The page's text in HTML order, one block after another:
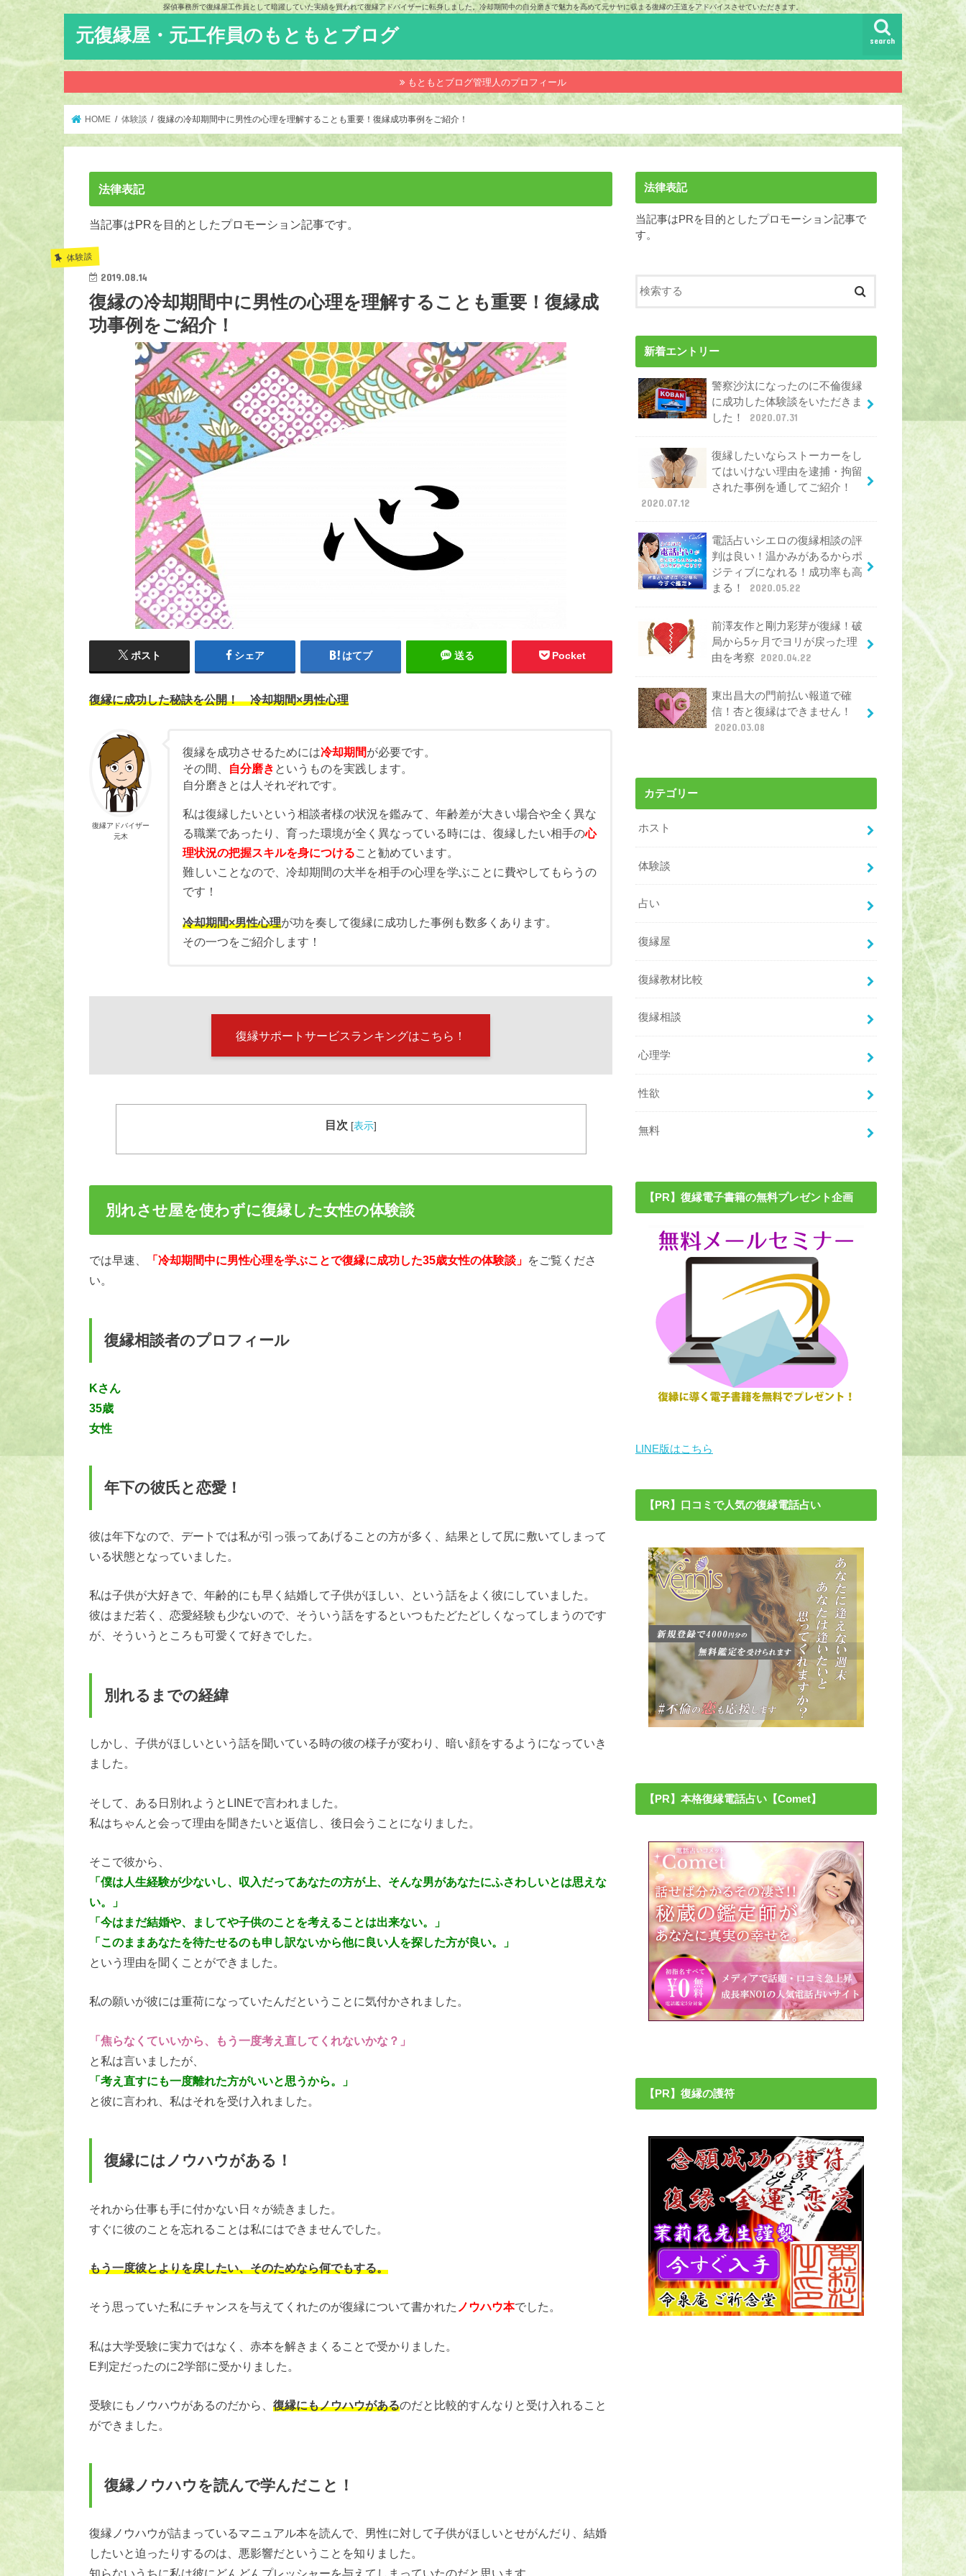
探偵事務所で復縁屋工作員として暗躍していた実績を買われて復縁アドバイザーに転身しました。冷却期間中の自分磨きで魅力を高めて元サヤに収まる復縁の王道をアドバイスさせていただきます。
元復縁屋・元工作員のもともとブログ search
もともとブログ管理人のプロフィール
HOME 体験談 復縁の冷却期間中に男性の心理を理解することも重要！復縁成功事例をご紹介！
法律表記
当記事はPRを目的としたプロモーション記事です。
体験談
2019.08.14
復縁の冷却期間中に男性の心理を理解することも重要！復縁成
功事例をご紹介！
ポスト シェア はてブ 送る Pocket
復縁に成功した秘訣を公開！ 冷却期間×男性心理
復縁アドバイザー
元木
復縁を成功させるためには冷却期間が必要です。
その間、 自分磨き というものを実践します。
自分磨きとは人それぞれです。
私は復縁したいという相談者様の状況を鑑みて、年齢差が大きい場合や全く異な
る職業であったり、育った環境が全く異なっている時には、復縁したい相手の心
理状況の把握スキルを身につけること勧めています。
難しいことなので、冷却期間の大半を相手の心理を学ぶことに費やしてもらうの
です！
冷却期間×男性心理が功を奏して復縁に成功した事例も数多くあります。
その一つをご紹介します！
復縁サポートサービスランキングはこちら！
目次 [表示]
別れさせ屋を使わずに復縁した女性の体験談
では早速、 「冷却期間中に男性心理を学ぶことで復縁に成功した35歳女性の体験談」 をご覧くださ
い。
復縁相談者のプロフィール
Kさん
35歳
女性
年下の彼氏と恋愛！
彼は年下なので、デートでは私が引っ張ってあげることの方が多く、結果として尻に敷いてしまって
いる状態となっていました。
私は子供が大好きで、年齢的にも早く結婚して子供がほしい、という話をよく彼にしていました。
彼はまだ若く、恋愛経験も少ないので、そういう話をするといつもたどたどしくなってしまうのです
が、そういうところも可愛くて好きでした。
別れるまでの経緯
しかし、子供がほしいという話を聞いている時の彼の様子が変わり、暗い顔をするようになっていき
ました。
そして、ある日別れようとLINEで言われました。
私はちゃんと会って理由を聞きたいと返信し、後日会うことになりました。
そこで彼から、
「僕は人生経験が少ないし、収入だってあなたの方が上、そんな男があなたにふさわしいとは思えな
い。」
「今はまだ結婚や、ましてや子供のことを考えることは出来ない。」
「このままあなたを待たせるのも申し訳ないから他に良い人を探した方が良い。」
という理由を聞くことができました。
私の願いが彼には重荷になっていたんだということに気付かされました。
「焦らなくていいから、もう一度考え直してくれないかな？」
と私は言いましたが、
「考え直すにも一度離れた方がいいと思うから。」
と彼に言われ、私はそれを受け入れました。
復縁にはノウハウがある！
それから仕事も手に付かない日々が続きました。
すぐに彼のことを忘れることは私にはできませんでした。
もう一度彼とよりを戻したい、そのためなら何でもする。
そう思っていた私にチャンスを与えてくれたのが復縁について書かれた ノウハウ本でした。
私は大学受験に実力ではなく、赤本を解きまくることで受かりました。
E判定だったのに2学部に受かりました。
受験にもノウハウがあるのだから、 復縁にもノウハウがあるのだと比較的すんなりと受け入れること
ができました。
復縁ノウハウを読んで学んだこと！
復縁ノウハウが詰まっているマニュアル本を読んで、男性に対して子供がほしいとせがんだり、結婚
したいと迫ったりするのは、悪影響だということを知りました。
知らないうちに私は彼にどんどんプレッシャーを与えてしまっていたのだと思います。
法律表記
当記事はPRを目的としたプロモーション記事で
す。
新着エントリー
警察沙汰になったのに不倫復縁
に成功した体験談をいただきま
した！
2020.07.31
復縁したいならストーカーをし
てはいけない理由を逮捕・拘留
された事例を通してご紹介！
2020.07.12
電話占いシエロの復縁相談の評
判は良い！温かみがあるからポ
ジティブになれる！成功率も高
まる！
2020.05.22
前澤友作と剛力彩芽が復縁！破
局から5ヶ月でヨリが戻った理
由を考察
2020.04.22
東出昌大の門前払い報道で確
信！杏と復縁はできません！
2020.03.08
カテゴリー
ホスト
体験談
占い
復縁屋
復縁教材比較
復縁相談
心理学
性欲
無料
【PR】復縁電子書籍の無料プレゼント企画
LINE版はこちら
【PR】口コミで人気の復縁電話占い
【PR】本格復縁電話占い【Comet】
【PR】復縁の護符